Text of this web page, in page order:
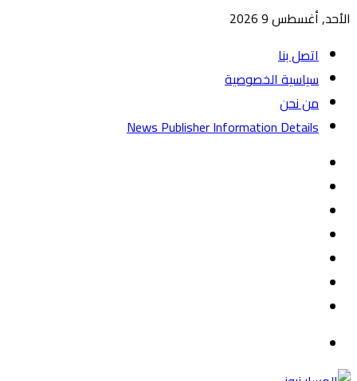
الأحد, أغسطس 9 2026
اتصل بنا
سياسية الخصوصية
من نحن
News Publisher Information Details